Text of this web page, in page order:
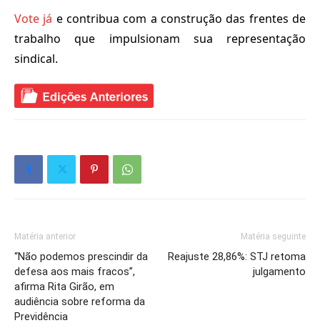
Vote já e contribua com a construção das frentes de
trabalho que impulsionam sua representação
sindical.
Matéria anterior
“Não podemos prescindir da
defesa aos mais fracos”,
afirma Rita Girão, em
audiência sobre reforma da
Previdência
Matéria seguinte
Reajuste 28,86%: STJ retoma
julgamento